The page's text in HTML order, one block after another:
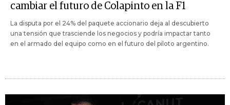
cambiar el futuro de Colapinto en la F1
La disputa por el 24% del paquete accionario deja al descubierto
una tensión que trasciende los negocios y podría impactar tanto
en el armado del equipo como en el futuro del piloto argentino.